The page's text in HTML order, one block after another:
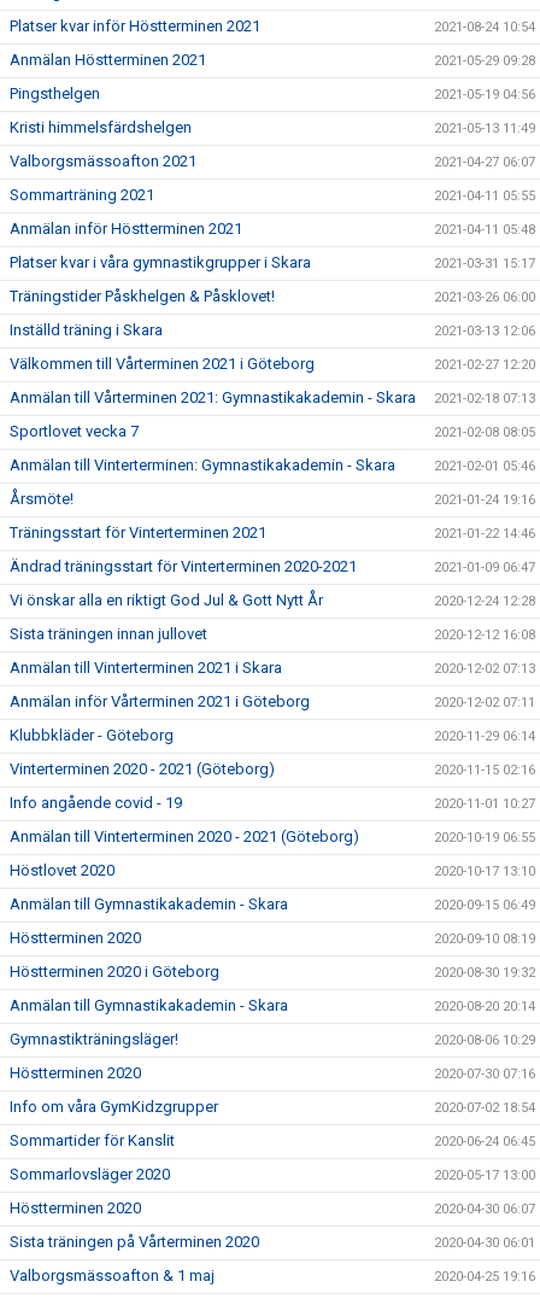
Platser kvar inför Höstterminen 2021 2021-08-24 10:54
Anmälan Höstterminen 2021 2021-05-29 09:28
Pingsthelgen 2021-05-19 04:56
Kristi himmelsfärdshelgen 2021-05-13 11:49
Valborgsmässoafton 2021 2021-04-27 06:07
Sommarträning 2021 2021-04-11 05:55
Anmälan inför Höstterminen 2021 2021-04-11 05:48
Platser kvar i våra gymnastikgrupper i Skara 2021-03-31 15:17
Träningstider Påskhelgen & Påsklovet! 2021-03-26 06:00
Inställd träning i Skara 2021-03-13 12:06
Välkommen till Vårterminen 2021 i Göteborg 2021-02-27 12:20
Anmälan till Vårterminen 2021: Gymnastikakademin - Skara 2021-02-18 07:13
Sportlovet vecka 7 2021-02-08 08:05
Anmälan till Vinterterminen: Gymnastikakademin - Skara 2021-02-01 05:46
Årsmöte! 2021-01-24 19:16
Träningsstart för Vinterterminen 2021 2021-01-22 14:46
Ändrad träningsstart för Vinterterminen 2020-2021 2021-01-09 06:47
Vi önskar alla en riktigt God Jul & Gott Nytt År 2020-12-24 12:28
Sista träningen innan jullovet 2020-12-12 16:08
Anmälan till Vinterterminen 2021 i Skara 2020-12-02 07:13
Anmälan inför Vårterminen 2021 i Göteborg 2020-12-02 07:11
Klubbkläder - Göteborg 2020-11-29 06:14
Vinterterminen 2020 - 2021 (Göteborg) 2020-11-15 02:16
Info angående covid - 19 2020-11-01 10:27
Anmälan till Vinterterminen 2020 - 2021 (Göteborg) 2020-10-19 06:55
Höstlovet 2020 2020-10-17 13:10
Anmälan till Gymnastikakademin - Skara 2020-09-15 06:49
Höstterminen 2020 2020-09-10 08:19
Höstterminen 2020 i Göteborg 2020-08-30 19:32
Anmälan till Gymnastikakademin - Skara 2020-08-20 20:14
Gymnastikträningsläger! 2020-08-06 10:29
Höstterminen 2020 2020-07-30 07:16
Info om våra GymKidzgrupper 2020-07-02 18:54
Sommartider för Kanslit 2020-06-24 06:45
Sommarlovsläger 2020 2020-05-17 13:00
Höstterminen 2020 2020-04-30 06:07
Sista träningen på Vårterminen 2020 2020-04-30 06:01
Valborgsmässoafton & 1 maj 2020-04-25 19:16